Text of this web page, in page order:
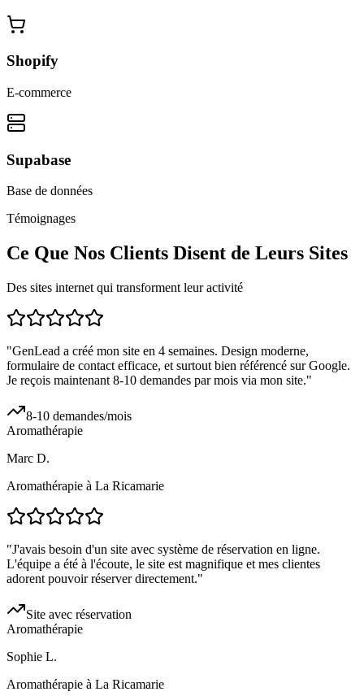
Shopify
E-commerce
Supabase
Base de données
Témoignages
Ce Que Nos Clients Disent de Leurs Sites
Des sites internet qui transforment leur activité
"GenLead a créé mon site en 4 semaines. Design moderne,
formulaire de contact efficace, et surtout bien référencé sur Google.
Je reçois maintenant 8-10 demandes par mois via mon site."
8-10 demandes/mois
Aromathérapie
Marc D.
Aromathérapie à La Ricamarie
"J'avais besoin d'un site avec système de réservation en ligne.
L'équipe a été à l'écoute, le site est magnifique et mes clientes
adorent pouvoir réserver directement."
Site avec réservation
Aromathérapie
Sophie L.
Aromathérapie à La Ricamarie